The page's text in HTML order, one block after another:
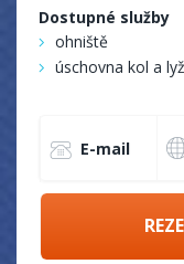
Dostupné služby
ohniště
úschovna kol a
E-mail